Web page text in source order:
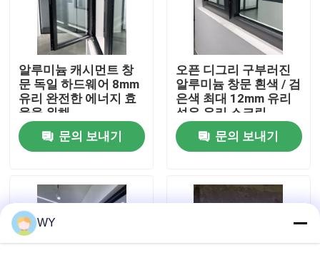
공장 여행
품질 관리
연락주세요
알루미늄 여닫이 창
알루미늄 두꺼운 창문
알루미늄 캐시먼트 창
문 독일 하드웨어 8mm
유리 완전한 에너지 효
율을 위해
문의 보내기
오픈 디그리 구부러진
알루미늄 창문 흰색 / 검
은색 최대 12mm 유리
섬유 유리 스크린
문의 보내기
WY